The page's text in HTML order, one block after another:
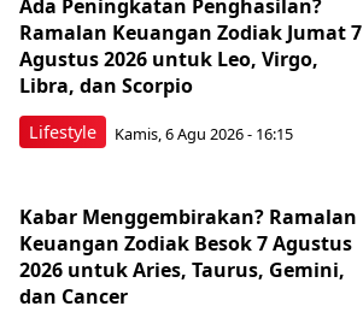
Lifestyle
Ada Peningkatan Penghasilan?
Ramalan Keuangan Zodiak Jumat 7
Agustus 2026 untuk Leo, Virgo,
Libra, dan Scorpio
Kamis, 6 Agu 2026 - 16:15
Kabar Menggembirakan? Ramalan
Keuangan Zodiak Besok 7 Agustus
2026 untuk Aries, Taurus, Gemini,
dan Cancer